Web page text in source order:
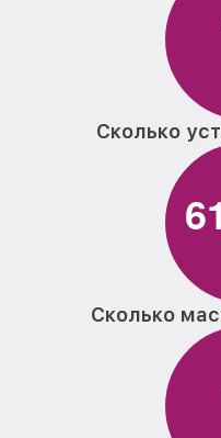
Комплексная чистка
Замена блока питания
Ремонт блока
Замена контроллера
Замена лампы
Прошивка блока
Ремонт цепи питания
Замена модуля Wi-Fi
Замена разъёмов (HDMI,
порта) телевизора Irbis
Сколько
61
Сколько